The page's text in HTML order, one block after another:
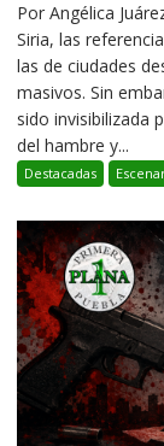
Por Angélica
Siria, las
las de ciudades
masivos. Sin
sido invisibilizada
del hambre y...
Destacadas